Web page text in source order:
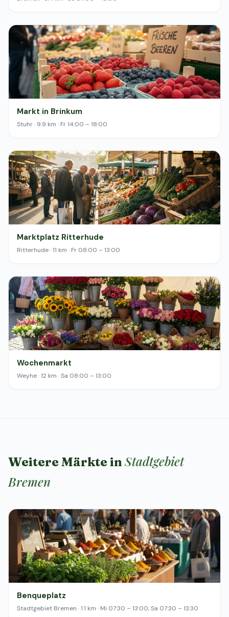
Markt in Brinkum
Stuhr · 9.9 km · Fr 14:00 – 18:00
Marktplatz Ritterhude
Ritterhude · 11 km · Fr 08:00 – 13:00
Wochenmarkt
Weyhe · 12 km · Sa 08:00 – 13:00
Weitere Märkte inStadtgebiet
Bremen
Benqueplatz
Stadtgebiet Bremen · 1.1 km · Mi 07:30 – 13:00, Sa 07:30 – 13:30